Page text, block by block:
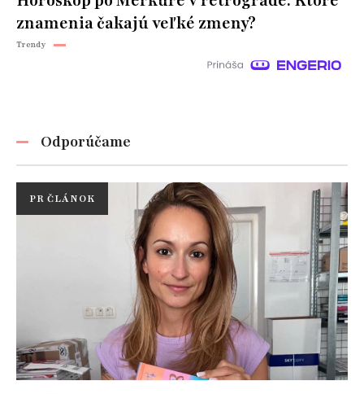
znamenia čakajú veľké zmeny?
Trendy
Odporúčame
PR ČLÁNOK